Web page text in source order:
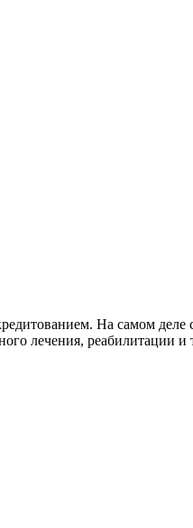
На самом деле
лечения, реабилитации и